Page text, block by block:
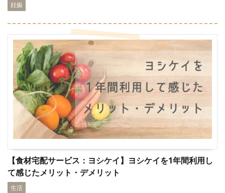
妊娠
【食材宅配サービス：ヨシケイ】ヨシケイを1年間利用し
て感じたメリット・デメリット
生活